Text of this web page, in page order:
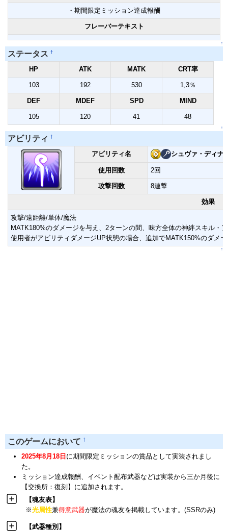
・期間限定ミッション達成報酬
フレーバーテキスト
↑
ステータス †
HP ATK MATK CRT率
103 192 530 1,3％
DEF MDEF SPD MIND
105 120 41 48
↑
アビリティ †
アビリティ名 シュヴァ・ディナ
使用回数 2回
攻撃回数 8連撃
効果
攻撃/遠距離/単体/魔法
MATK180%のダメージを与え、2ターンの間、味方全体の神絆スキル・
使用者がアビリティダメージUP状態の場合、追加でMATK150%のダメ
↑
このゲームにおいて †
2025年8月18日 に期間限定ミッションの賞品として実装されまし
た。
ミッション達成報酬、イベント配布武器などは実装から三か月後に
【交換所：復刻】に追加されます。
【魂友表】
※光属性兼得意武器が魔法の魂友を掲載しています。(SSRのみ)
【武器種別】